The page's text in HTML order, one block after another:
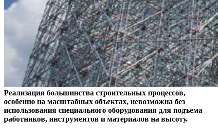
Реализация большинства строительных процессов,
особенно на масштабных объектах, невозможна без
использования специального оборудования для подъема
работников, инструментов и материалов на высоту.